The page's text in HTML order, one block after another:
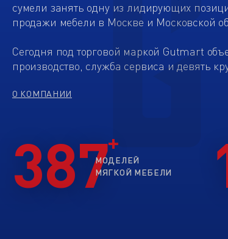
сумели занять одну из лидирующих
продажи мебели в Москве и Московской
Сегодня под торговой маркой Gutmart
производство, служба сервиса и девять
О КОМПАНИИ
387МОДЕЛЕЙ
МЯГКОЙ МЕБЕЛИ